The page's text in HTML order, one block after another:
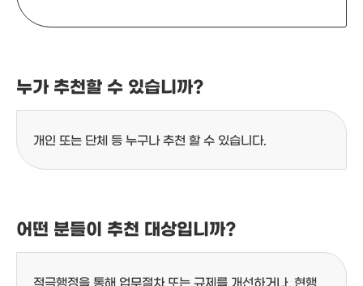
누가 추천할 수 있습니까?
개인 또는 단체 등 누구나 추천 할 수 있습니다.
어떤 분들이 추천 대상입니까?
적극행정을 통해 업무절차 또는 규제를 개선하거나, 현행